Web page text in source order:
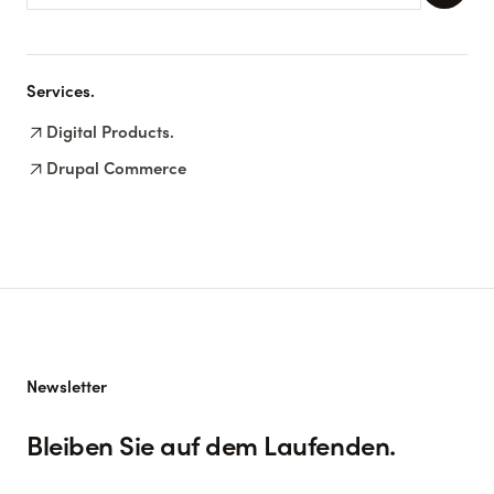
Services.
arrow_outward Digital Products.
arrow_outward Drupal Commerce
Newsletter
Bleiben Sie auf dem Laufenden.